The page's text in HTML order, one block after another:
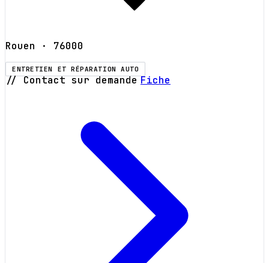
Rouen · 76000
ENTRETIEN ET RÉPARATION AUTO
// Contact sur demande Fiche